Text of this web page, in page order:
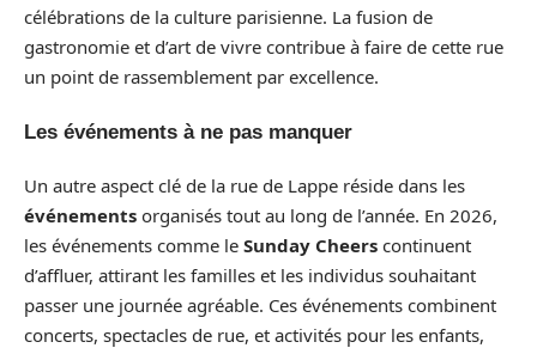
célébrations de la culture parisienne. La fusion de
gastronomie et d’art de vivre contribue à faire de cette rue
un point de rassemblement par excellence.
Les événements à ne pas manquer
Un autre aspect clé de la rue de Lappe réside dans les
événements organisés tout au long de l’année. En 2026,
les événements comme le Sunday Cheers continuent
d’affluer, attirant les familles et les individus souhaitant
passer une journée agréable. Ces événements combinent
concerts, spectacles de rue, et activités pour les enfants,